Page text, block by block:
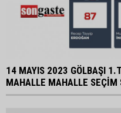
14 MAYIS 2023 GÖLBAŞI
MAHALLE MAHALLE SEÇİM